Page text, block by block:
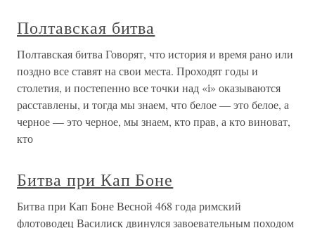
Полтавская битва
Полтавская битва Говорят, что история и время рано или
поздно все ставят на свои места. Проходят годы и
столетия, и постепенно все точки над «і» оказываются
расставлены, и тогда мы знаем, что белое — это белое, а
черное — это черное, мы знаем, кто прав, а кто виноват,
кто
Битва при Кап Боне
Битва при Кап Боне Весной 468 года римский
флотоводец Василиск двинулся завоевательным походом